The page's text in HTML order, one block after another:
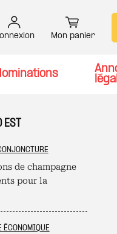
Mon panier
EST
de champagne
pour la
ÉCONOMIQUE